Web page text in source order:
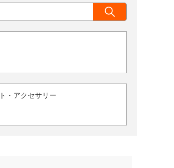
・アクセサリー